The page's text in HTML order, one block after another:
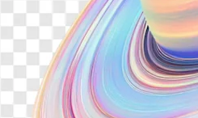
Copyright © 2010-2026Freepik